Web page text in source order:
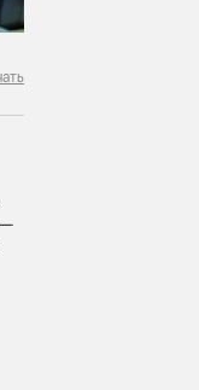
—